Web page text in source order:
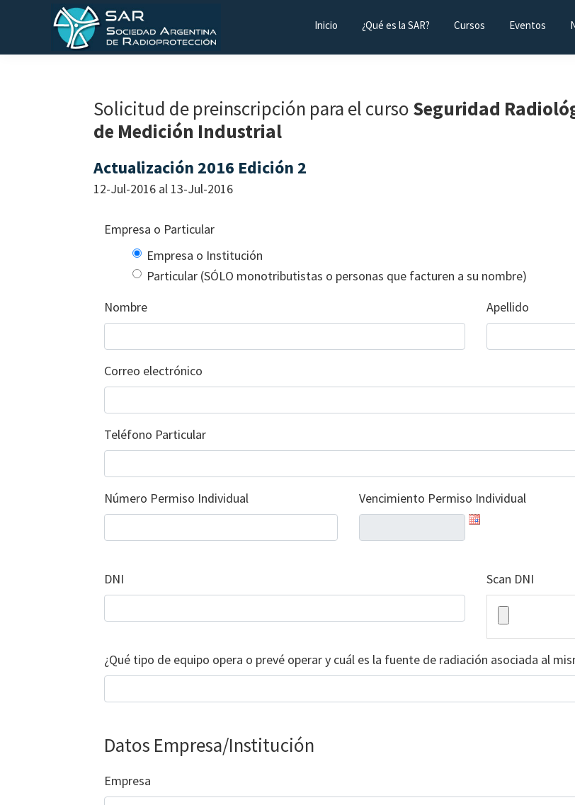
la
contenido
pie
SAR
Radioprotección
Inicio ¿Qué es la SAR? Cursos Eventos
Solicitud de preinscripción para el curso Seguridad
de Medición Industrial
Actualización 2016 Edición 2
12-Jul-2016 al 13-Jul-2016
Empresa o Particular
Empresa o Institución
Particular (SÓLO monotributistas o personas que facturen a su nombre)
Nombre
Apellido
Correo electrónico
Teléfono Particular
Número Permiso Individual Vencimiento Permiso Individual
DNI Scan DNI
¿Qué tipo de equipo opera o prevé operar y cuál es la fuente de radiación asociada al
Datos Empresa/Institución
Empresa